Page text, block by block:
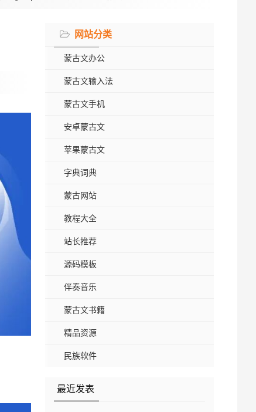
网站分类
蒙古文办公
蒙古文输入法
蒙古文手机
安卓蒙古文
苹果蒙古文
字典词典
蒙古网站
教程大全
站长推荐
源码模板
伴奏音乐
蒙古文书籍
精品资源
民族软件
最近发表